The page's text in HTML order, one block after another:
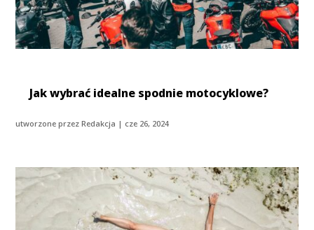
Jak wybrać idealne spodnie motocyklowe?
utworzone przezRedakcja | cze 26, 2024